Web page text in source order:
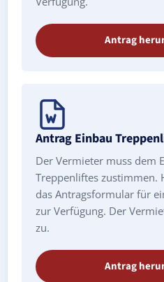
Antrag
Antrag Einbau
Der Vermieter muss dem
Treppenliftes zustimmen.
das Antragsformular für
zur Verfügung. Der
zu.
Antrag